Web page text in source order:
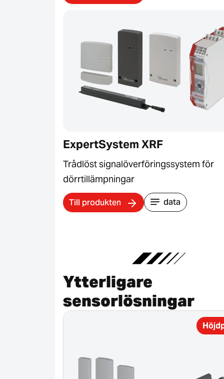
ExpertSystem XRF
Trådlöst signalöverföringssystem för
dörrtillämpningar
Till produkten data
Ytterligare
sensorlösningar